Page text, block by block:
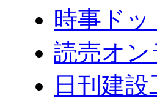
時事ドッ
読売オン
日刊建設